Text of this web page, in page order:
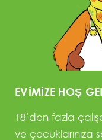
EVIMIZE HOŞ
18’den fazla
ve çocuklarınıza